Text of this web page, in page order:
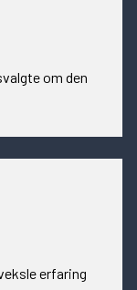
om den
erfaring